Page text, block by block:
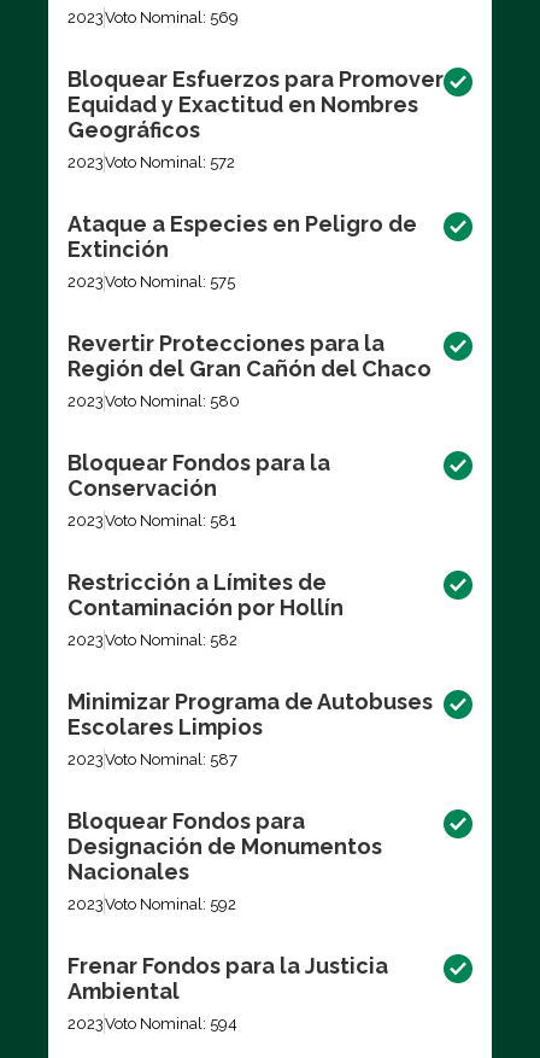
2023Voto Nominal: 569
Bloquear Esfuerzos para Promover
Equidad y Exactitud en Nombres
Geográficos
2023Voto Nominal: 572
Ataque a Especies en Peligro de
Extinción
2023Voto Nominal: 575
Revertir Protecciones para la
Región del Gran Cañón del Chaco
2023Voto Nominal: 580
Bloquear Fondos para la
Conservación
2023Voto Nominal: 581
Restricción a Límites de
Contaminación por Hollín
2023Voto Nominal: 582
Minimizar Programa de Autobuses
Escolares Limpios
2023Voto Nominal: 587
Bloquear Fondos para
Designación de Monumentos
Nacionales
2023Voto Nominal: 592
Frenar Fondos para la Justicia
Ambiental
2023Voto Nominal: 594